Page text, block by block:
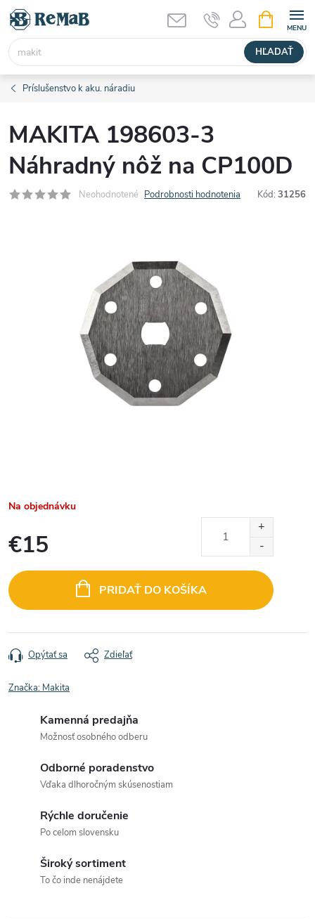
Prejsť
obsah
HĽADAŤ
KOŠÍK
Príslušenstvo k aku. náradiu
MAKITA 198603-3
Náhradný nôž na CP100D
Neohodnotené Podrobnosti hodnotenia Kód: 31256
Na objednávku
€15
cena:
PRIDAŤ DO KOŠÍKA
Opýtať sa Zdieľať
Značka: Makita
Kamenná predajňa
Možnosť osobného odberu
Odborné poradenstvo
Vďaka dlhoročným skúsenostiam
Rýchle doručenie
Po celom slovensku
Široký sortiment
To čo inde nenájdete